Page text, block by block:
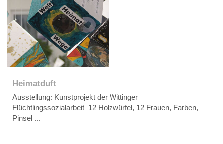
Heimatduft
Ausstellung: Kunstprojekt der Wittinger
Flüchtlingssozialarbeit 12 Holzwürfel, 12 Frauen, Farben,
Pinsel ...